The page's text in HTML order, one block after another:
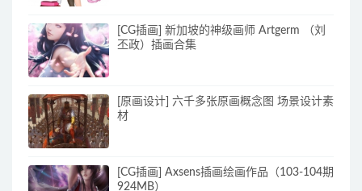
[CG插画] 新加坡的神级画师 Artgerm （刘
丕政）插画合集
[原画设计] 六千多张原画概念图 场景设计素
材
[CG插画] Axsens插画绘画作品（103-104期
924MB）